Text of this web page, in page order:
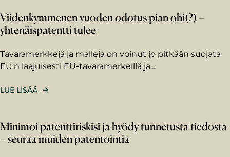
Viidenkymmenen vuoden odotus pian ohi(?) –
yhtenäispatentti tulee
Tavaramerkkejä ja malleja on voinut jo pitkään suojata
EU:n laajuisesti EU-tavaramerkeillä ja...
LUE LISÄÄ
Minimoi patenttiriskisi ja hyödy tunnetusta tiedosta
– seuraa muiden patentointia
Kirjoita viestisi alla olevaan
sinulle antamaasi
sähköpostiosoitteeseen.